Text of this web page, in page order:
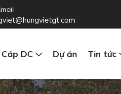
Cáp DC Dự án Tin tức